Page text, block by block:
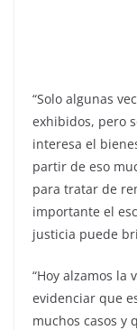
“Solo algunas
exhibidos, pero
interesa el
partir de eso
para tratar de
importante el
justicia puede
“Hoy alzamos la
evidenciar que
muchos casos y